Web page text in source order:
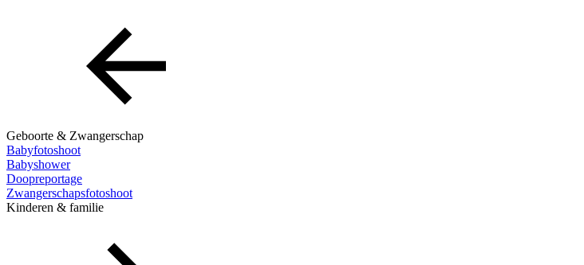
Geboorte & Zwangerschap
Babyfotoshoot
Babyshower
Doopreportage
Zwangerschapsfotoshoot
Kinderen & familie